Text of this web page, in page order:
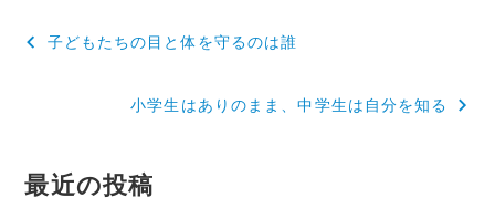
投
ゲ
子どもたちの目と体を守るのは誰
小学生はありのまま、中学生は自分を知る
最近の投稿